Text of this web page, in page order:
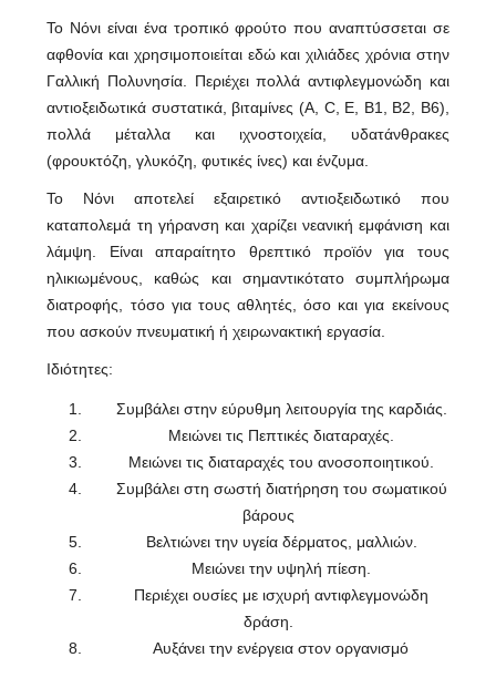
Το Νόνι είναι ένα τροπικό φρούτο που αναπτύσσεται σε
αφθονία και χρησιμοποιείται εδώ και χιλιάδες χρόνια στην
Γαλλική Πολυνησία. Περιέχει πολλά αντιφλεγμονώδη και
αντιοξειδωτικά συστατικά, βιταμίνες (A, C, E, B1, B2, B6),
πολλά μέταλλα και ιχνοστοιχεία, υδατάνθρακες
(φρουκτόζη, γλυκόζη, φυτικές ίνες) και ένζυμα.
To Νόνι αποτελεί εξαιρετικό αντιοξειδωτικό που
καταπολεμά τη γήρανση και χαρίζει νεανική εμφάνιση και
λάμψη. Είναι απαραίτητο θρεπτικό προϊόν για τους
ηλικιωμένους, καθώς και σημαντικότατο συμπλήρωμα
διατροφής, τόσο για τους αθλητές, όσο και για εκείνους
που ασκούν πνευματική ή χειρωνακτική εργασία.
Ιδιότητες:
Συμβάλει στην εύρυθμη λειτουργία της καρδιάς.
Μειώνει τις Πεπτικές διαταραχές.
Μειώνει τις διαταραχές του ανοσοποιητικού.
Συμβάλει στη σωστή διατήρηση του σωματικού
βάρους
Βελτιώνει την υγεία δέρματος, μαλλιών.
Μειώνει την υψηλή πίεση.
Περιέχει ουσίες με ισχυρή αντιφλεγμονώδη
δράση.
Αυξάνει την ενέργεια στον οργανισμό